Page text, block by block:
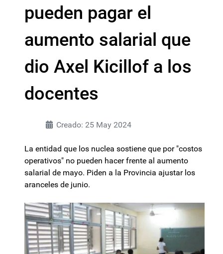
pueden pagar el
aumento salarial que
dio Axel Kicillof a los
docentes
Creado: 25 May 2024
La entidad que los nuclea sostiene que por "costos
operativos" no pueden hacer frente al aumento
salarial de mayo. Piden a la Provincia ajustar los
aranceles de junio.